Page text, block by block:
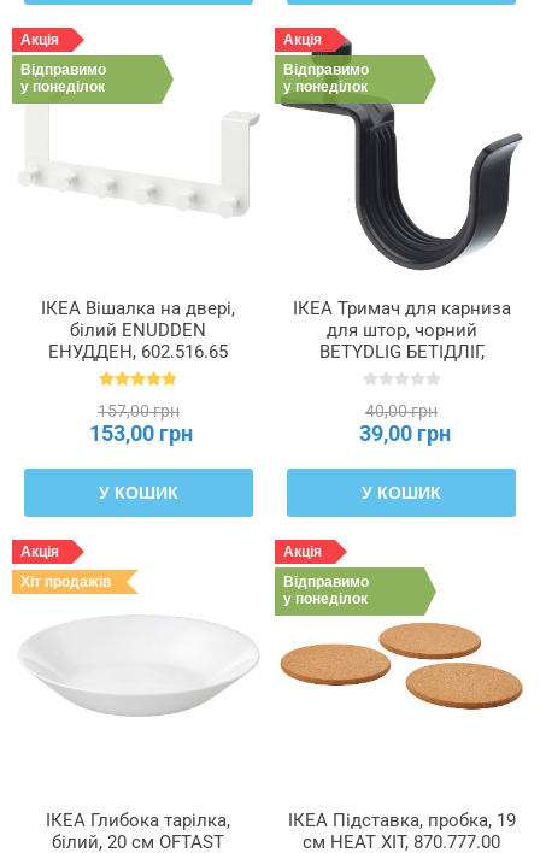
Акція
Відправимо
у понеділок
ІКЕА Вішалка на двері,
білий ENUDDEN
ЕНУДДЕН, 602.516.65
157,00 грн
153,00 грн
У КОШИК
Акція
Відправимо
у понеділок
ІКЕА Тримач для карниза
для штор, чорний
BETYDLIG БЕТІДЛІГ,
502.198.93
40,00 грн
39,00 грн
У КОШИК
Акція
Хіт продажів
ІКЕА Глибока тарілка,
білий, 20 см OFTAST
Акція
Відправимо
у понеділок
ІКЕА Підставка, пробка, 19
см HEAT ХІТ, 870.777.00